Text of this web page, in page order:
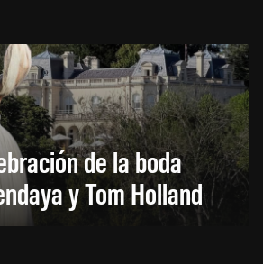
de la boda
y Tom Holland